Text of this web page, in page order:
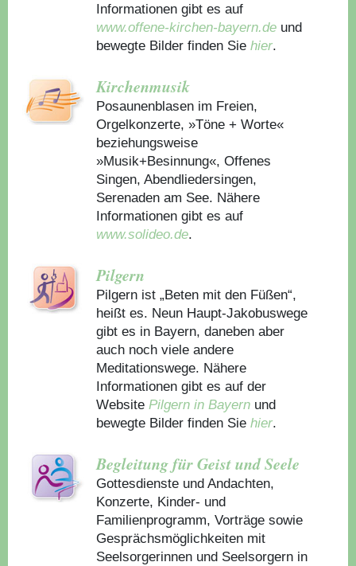
Informationen gibt es auf
www.offene-kirchen-bayern.de und
bewegte Bilder finden Sie hier.
Kirchenmusik
Posaunenblasen im Freien,
Orgelkonzerte, »Töne + Worte«
beziehungsweise
»Musik+Besinnung«, Offenes
Singen, Abendliedersingen,
Serenaden am See. Nähere
Informationen gibt es auf
www.solideo.de.
Pilgern
Pilgern ist „Beten mit den Füßen“,
heißt es. Neun Haupt-Jakobuswege
gibt es in Bayern, daneben aber
auch noch viele andere
Meditationswege. Nähere
Informationen gibt es auf der
WebsitePilgern in Bayern und
bewegte Bilder finden Sie hier.
Begleitung für Geist und Seele
Gottesdienste und Andachten,
Konzerte, Kinder- und
Familienprogramm, Vorträge sowie
Gesprächsmöglichkeiten mit
Seelsorgerinnen und Seelsorgern in